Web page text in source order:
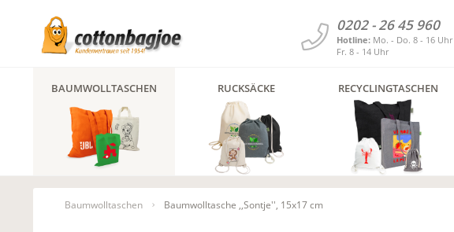
0202 - 26 45 960
Hotline: Mo. - Do. 8 - 16 Uhr
Fr. 8 - 14 Uhr
BAUMWOLLTASCHEN RUCKSÄCKE RECYCLINGTASCHEN
Baumwolltaschen Baumwolltasche ,,Sontje'', 15x17 cm